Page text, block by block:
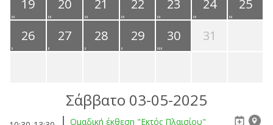
19 20 21 22 23 24
25
26
27 28 29 30 31
Σάββατο 03-05-2025
Ομαδική έκθεση "Εκτός Πλαισίου"